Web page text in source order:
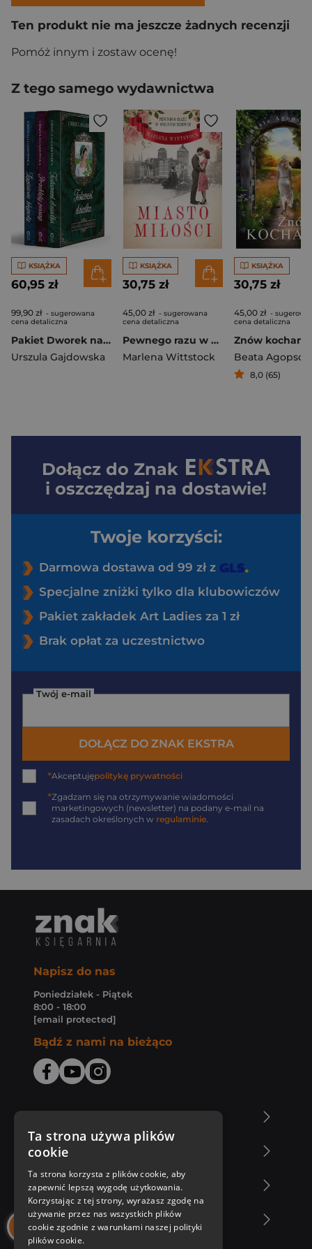
Ten produkt nie ma jeszcze żadnych recenzji
Pomóż innym i zostaw ocenę!
Z tego samego wydawnictwa
KSIĄŻKA
60,95 zł
99,90 zł - sugerowana
cena detaliczna
Pakiet Dworek nad Biebrzą
Urszula Gajdowska
KSIĄŻKA
30,75 zł
45,00 zł - sugerowana
cena detaliczna
Pewnego razu w Wolnym Mieście Miasto miłości
Marlena Wittstock
KSIĄŻKA
30,75 zł
45,00 zł -
cena detaliczna
Znów kocham!
Beata
8,0 (65)
Dołącz do Znak
i oszczędzaj na dostawie!
Twoje korzyści:
Darmowa dostawa od 99 zł z
Specjalne zniżki tylko dla klubowiczów
Pakiet zakładek Art Ladies za 1 zł
Brak opłat za uczestnictwo
Twój e-mail
DOŁĄCZ DO ZNAK EKSTRA
*Akceptujępolitykę prywatności
*Zgadzam się na otrzymywanie wiadomości
marketingowych (newsletter) na podany e-mail na
zasadach określonych w regulaminie.
Napisz do nas
Poniedziałek - Piątek
8:00 - 18:00
[email protected]
Bądź z nami na bieżąco
Zakupy u nas
Nasza oferta
Nasi autorzy
Ta strona używa plików
cookie
Ta strona korzysta z plików cookie, aby
zapewnić lepszą wygodę użytkowania.
Korzystając z tej strony, wyrażasz zgodę na
używanie przez nas wszystkich plików
cookie zgodnie z warunkami naszej polityki
plików cookie.